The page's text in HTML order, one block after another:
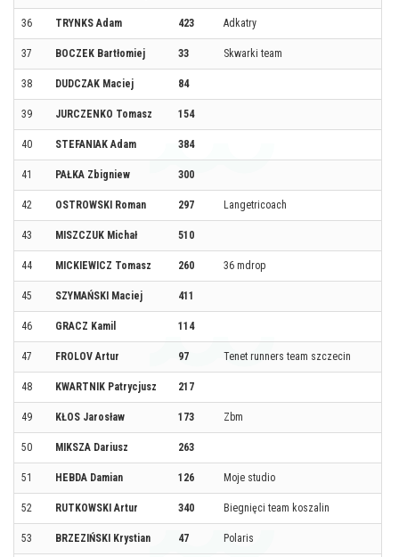
36 TRYNKS Adam 423 Adkatry
37 BOCZEK Bartłomiej 33 Skwarki team
38 DUDCZAK Maciej 84
39 JURCZENKO Tomasz 154
40 STEFANIAK Adam 384
41 PAŁKA Zbigniew 300
42 OSTROWSKI Roman 297 Langetricoach
43 MISZCZUK Michał 510
44 MICKIEWICZ Tomasz 260 36 mdrop
45 SZYMAŃSKI Maciej 411
46 GRACZ Kamil 114
47 FROLOV Artur 97 Tenet runners team szczecin
48 KWARTNIK Patrycjusz 217
49 KŁOS Jarosław 173 Zbm
50 MIKSZA Dariusz 263
51 HEBDA Damian 126 Moje studio
52 RUTKOWSKI Artur 340 Biegnięci team koszalin
53 BRZEZIŃSKI Krystian 47 Polaris